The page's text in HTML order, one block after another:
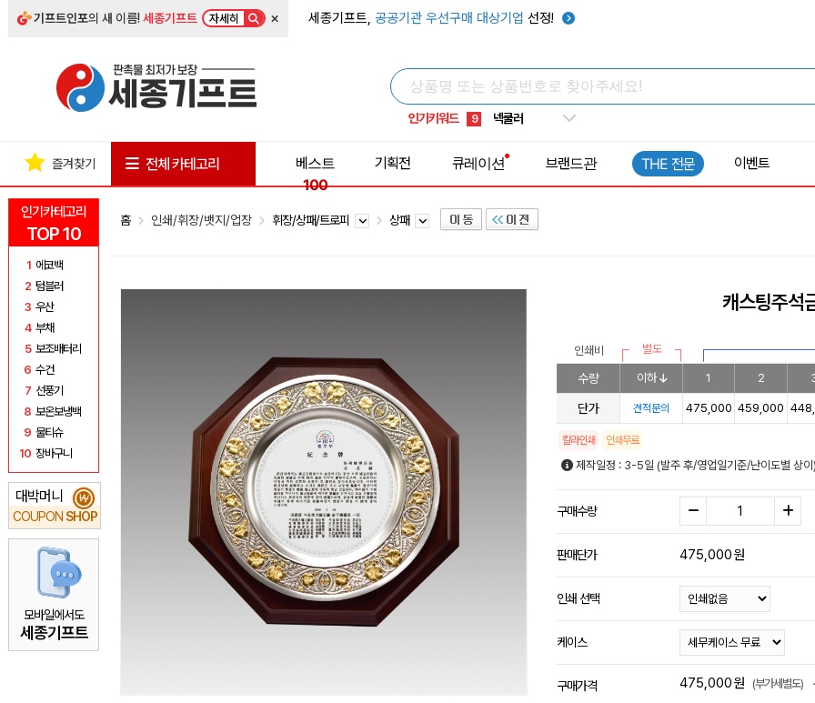
기프트인포의 새 이름!세종기프트 자세히 × 세종기프트, 공공기관 우선구매 대상기업 선정!
인기키워드
6 우산
9 넥쿨러
10 타포린가방
인기카테고리
TOP 10
1 에코백
2 텀블러
3 우산
4 부채
5 보조배터리
6 수건
7 선풍기
8 보온보냉백
9 물티슈
10 장바구니
대박머니
COUPON SHOP
₩
모바일에서도
세종기프트
즐겨찾기 전체 카테고리
베스트
100
기획전 큐레이션 브랜드관 THE 전문 이벤트
홈 인쇄/휘장/뱃지/업장 휘장/상패/트로피 상패
캐스팅주석
인쇄비 별도
수량 이하 1 2
단가 견적문의 475,000 459,000
칼라인쇄 인쇄무료
제작일정 : 3-5일 (발주 후/영업일기준/난이도별 상
구매수량
판매단가 475,000원
인쇄 선택
케이스
구매가격 475,000원 (부가세별도)